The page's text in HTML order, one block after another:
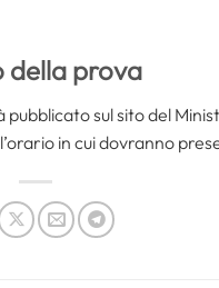
della prova
sul sito del
in cui dovranno